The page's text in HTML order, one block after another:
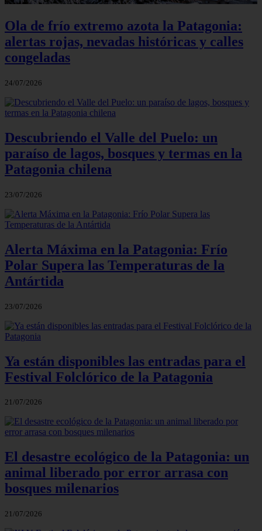
Ola de frío extremo azota la Patagonia:
alertas rojas, nevadas históricas y calles
congeladas
24/07/2026
Descubriendo el Valle del Puelo: un
paraíso de lagos, bosques y termas en la
Patagonia chilena
23/07/2026
Alerta Máxima en la Patagonia: Frío
Polar Supera las Temperaturas de la
Antártida
23/07/2026
Ya están disponibles las entradas para el
Festival Folclórico de la Patagonia
21/07/2026
El desastre ecológico de la Patagonia: un
animal liberado por error arrasa con
bosques milenarios
21/07/2026